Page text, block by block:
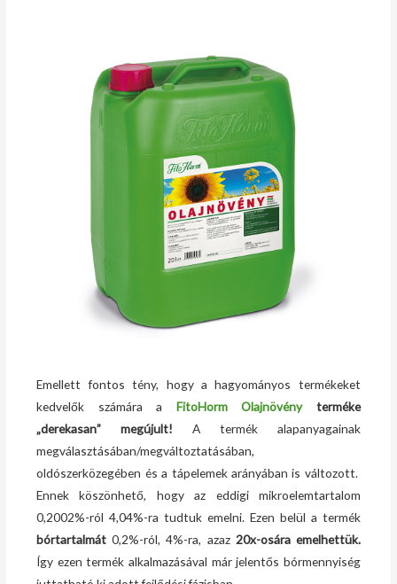
Emellett fontos tény, hogy a hagyományos termékeket
kedvelők számára a
FitoHorm Olajnövény
terméke
„derekasan” megújult! A termék alapanyagainak
megválasztásában/megváltoztatásában,
oldószerközegében és a tápelemek arányában is változott.
Ennek köszönhető, hogy az eddigi mikroelemtartalom
0,2002%-ról 4,04%-ra tudtuk emelni. Ezen belül a termék
bórtartalmát 0,2%-ról, 4%-ra, azaz 20x-osára emelhettük.
Így ezen termék alkalmazásával már jelentős bórmennyiség